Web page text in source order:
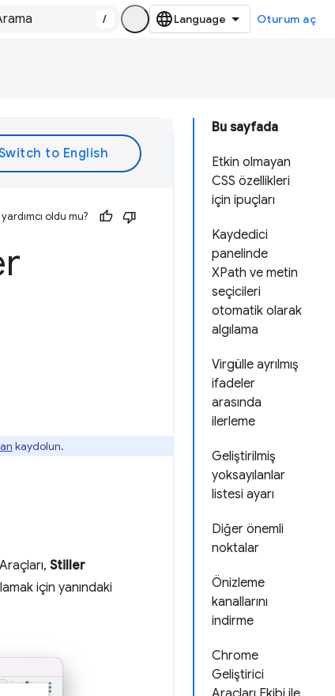
/ Oturum aç
Bu sayfada
Etkin olmayan
CSS özellikleri
için ipuçları
Kaydedici
panelinde
XPath ve metin
seçicileri
otomatik olarak
algılama
Virgülle ayrılmış
ifadeler
arasında
ilerleme
Geliştirilmiş
yoksayılanlar
listesi ayarı
Diğer önemli
noktalar
Önizleme
kanallarını
indirme
Chrome
Geliştirici
oldu mu?
kaydolun.
Stiller
için yanındaki